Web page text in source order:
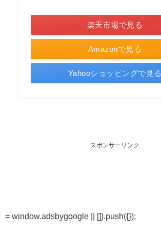
Amazonで見る
楽天市場で見る
Yahooショッピングで見る
スポンサーリンク
= window.adsbygoogle || []).push({});